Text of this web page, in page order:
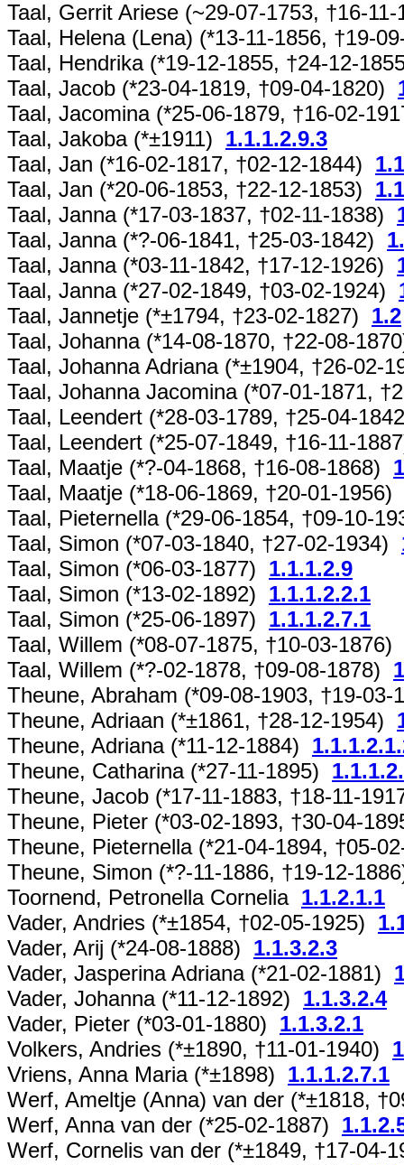
Taal, Gerrit Ariese (~29-07-1753, †16-
Taal, Helena (Lena) (*13-11-1856, †19-
Taal, Hendrika (*19-12-1855, †24-12-
Taal, Jacob (*23-04-1819, †09-04-1820)
Taal, Jacomina (*25-06-1879, †16-02-
Taal, Jakoba (*±1911) 1.1.1.2.9.3
Taal, Jan (*16-02-1817, †02-12-1844)
Taal, Jan (*20-06-1853, †22-12-1853)
Taal, Janna (*17-03-1837, †02-11-1838)
Taal, Janna (*?-06-1841, †25-03-1842)
Taal, Janna (*03-11-1842, †17-12-1926)
Taal, Janna (*27-02-1849, †03-02-1924)
Taal, Jannetje (*±1794, †23-02-1827) 1.2
Taal, Johanna (*14-08-1870, †22-08-
Taal, Johanna Adriana (*±1904, †26-02-
Taal, Johanna Jacomina (*07-01-1871,
Taal, Leendert (*28-03-1789, †25-04-
Taal, Leendert (*25-07-1849, †16-11-
Taal, Maatje (*?-04-1868, †16-08-1868)
Taal, Maatje (*18-06-1869, †20-01-1956)
Taal, Pieternella (*29-06-1854, †09-10-
Taal, Simon (*07-03-1840, †27-02-1934)
Taal, Simon (*06-03-1877) 1.1.1.2.9
Taal, Simon (*13-02-1892) 1.1.1.2.2.1
Taal, Simon (*25-06-1897) 1.1.1.2.7.1
Taal, Willem (*08-07-1875, †10-03-1876)
Taal, Willem (*?-02-1878, †09-08-1878)
Theune, Abraham (*09-08-1903, †19-
Theune, Adriaan (*±1861, †28-12-1954)
Theune, Adriana (*11-12-1884)
Theune, Catharina (*27-11-1895)
Theune, Jacob (*17-11-1883, †18-11-
Theune, Pieter (*03-02-1893, †30-04-
Theune, Pieternella (*21-04-1894, †05-
Theune, Simon (*?-11-1886, †19-12-
Toornend, Petronella Cornelia 1.1.2.1.1
Vader, Andries (*±1854, †02-05-1925)
Vader, Arij (*24-08-1888) 1.1.3.2.3
Vader, Jasperina Adriana (*21-02-1881)
Vader, Johanna (*11-12-1892) 1.1.3.2.4
Vader, Pieter (*03-01-1880) 1.1.3.2.1
Volkers, Andries (*±1890, †11-01-1940)
Vriens, Anna Maria (*±1898) 1.1.1.2.7.1
Werf, Ameltje (Anna) van der (*±1818,
Werf, Anna van der (*25-02-1887)
Werf, Cornelis van der (*±1849, †17-04-